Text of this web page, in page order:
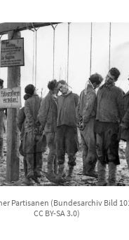
Partisanen (Bundesarchiv Bild
CC BY-SA 3.0)